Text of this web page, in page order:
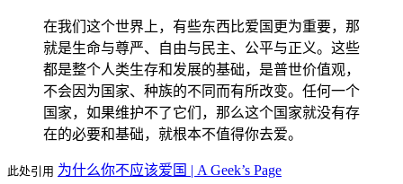
在我们这个世界上，有些东西比爱国更为重要，那
就是生命与尊严、自由与民主、公平与正义。这些
都是整个人类生存和发展的基础，是普世价值观，
不会因为国家、种族的不同而有所改变。任何一个
国家，如果维护不了它们，那么这个国家就没有存
在的必要和基础，就根本不值得你去爱。
此处引用 为什么你不应该爱国 | A Geek’s Page